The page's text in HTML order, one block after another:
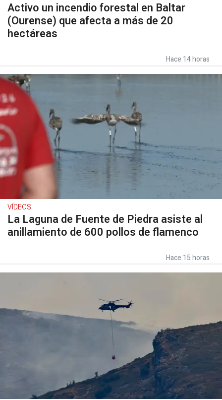
Activo un incendio forestal en Baltar
(Ourense) que afecta a más de 20
hectáreas
Hace 14 horas
VÍDEOS
La Laguna de Fuente de Piedra asiste al
anillamiento de 600 pollos de flamenco
Hace 15 horas